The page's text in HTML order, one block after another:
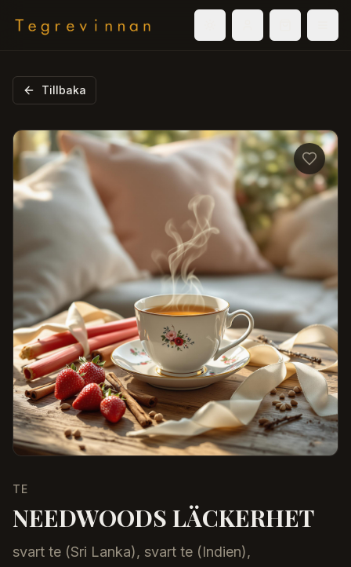
Tillbaka
TE
NEEDWOODS LÄCKERHET
svart te (Sri Lanka), svart te (Indien),